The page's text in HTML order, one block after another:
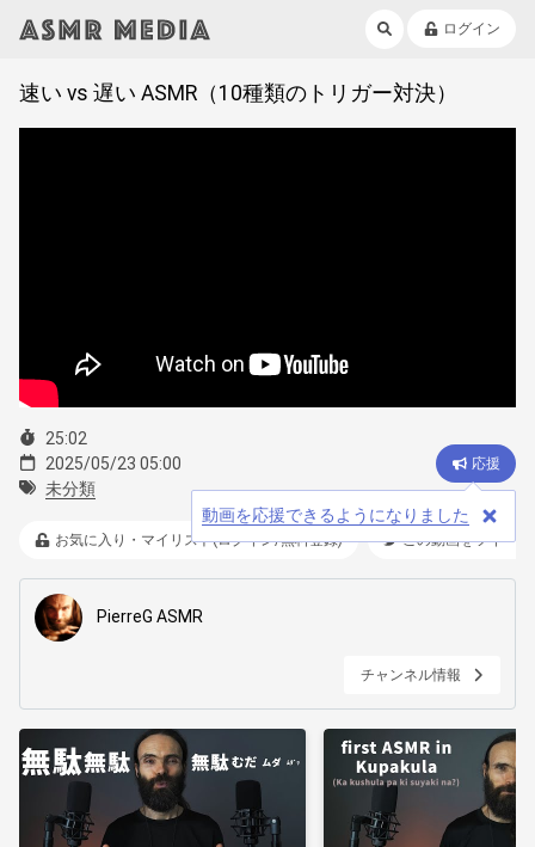
ログイン
速い vs 遅い ASMR（10種類のトリガー対決）
25:02
2025/05/23 05:00
未分類
応援
動画を応援できるようになりました
お気に入り・マイリスト(ログイン/無料登録) この動画をツイート
PierreG ASMR
チャンネル情報